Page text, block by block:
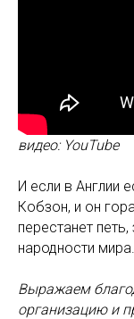
видео: YouTube
И если в Англии
Кобзон, и он
перестанет
народности мира.
Выражаем
организацию и